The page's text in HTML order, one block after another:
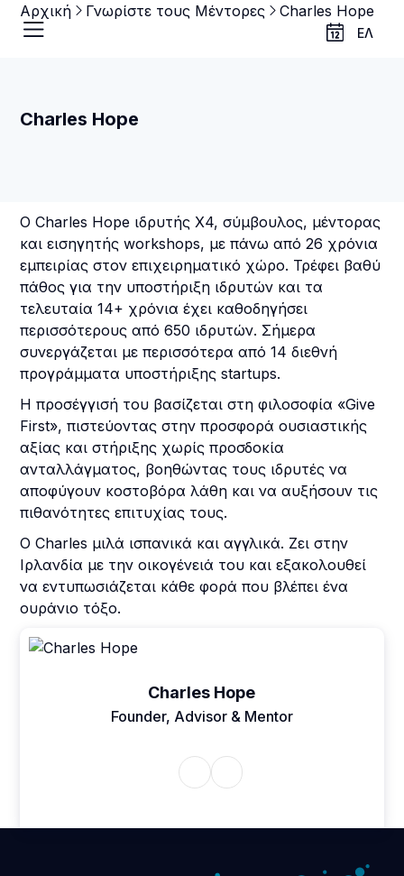
ΕΛ
Αρχική Γνωρίστε τους Μέντορες Charles Hope
Charles Hope
Ο Charles Hope ιδρυτής Χ4, σύμβουλος, μέντορας
και εισηγητής workshops, με πάνω από 26 χρόνια
εμπειρίας στον επιχειρηματικό χώρο. Τρέφει βαθύ
πάθος για την υποστήριξη ιδρυτών και τα
τελευταία 14+ χρόνια έχει καθοδηγήσει
περισσότερους από 650 ιδρυτών. Σήμερα
συνεργάζεται με περισσότερα από 14 διεθνή
προγράμματα υποστήριξης startups.
Η προσέγγισή του βασίζεται στη φιλοσοφία «Give
First», πιστεύοντας στην προσφορά ουσιαστικής
αξίας και στήριξης χωρίς προσδοκία
ανταλλάγματος, βοηθώντας τους ιδρυτές να
αποφύγουν κοστοβόρα λάθη και να αυξήσουν τις
πιθανότητες επιτυχίας τους.
Ο Charles μιλά ισπανικά και αγγλικά. Ζει στην
Ιρλανδία με την οικογένειά του και εξακολουθεί
να εντυπωσιάζεται κάθε φορά που βλέπει ένα
ουράνιο τόξο.
Charles Hope
Founder, Advisor & Mentor